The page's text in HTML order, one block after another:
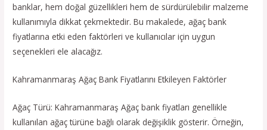
banklar, hem doğal güzellikleri hem de sürdürülebilir malzeme
kullanımıyla dikkat çekmektedir. Bu makalede, ağaç bank
fiyatlarına etki eden faktörleri ve kullanıcılar için uygun
seçenekleri ele alacağız.
Kahramanmaraş Ağaç Bank Fiyatlarını Etkileyen Faktörler
Ağaç Türü: Kahramanmaraş Ağaç bank fiyatları genellikle
kullanılan ağaç türüne bağlı olarak değişiklik gösterir. Örneğin,